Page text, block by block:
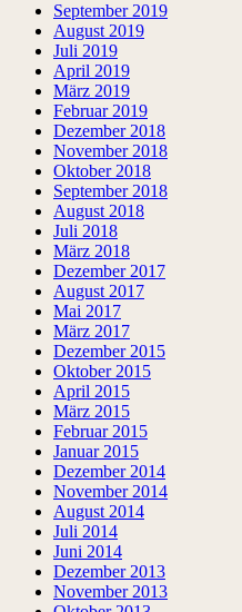
September 2019
August 2019
Juli 2019
April 2019
März 2019
Februar 2019
Dezember 2018
November 2018
Oktober 2018
September 2018
August 2018
Juli 2018
März 2018
Dezember 2017
August 2017
Mai 2017
März 2017
Dezember 2015
Oktober 2015
April 2015
März 2015
Februar 2015
Januar 2015
Dezember 2014
November 2014
August 2014
Juli 2014
Juni 2014
Dezember 2013
November 2013